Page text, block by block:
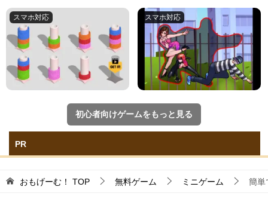
初心者向けゲームをもっと見る
PR
おもげーむ！ TOP 無料ゲーム ミニゲーム 簡単